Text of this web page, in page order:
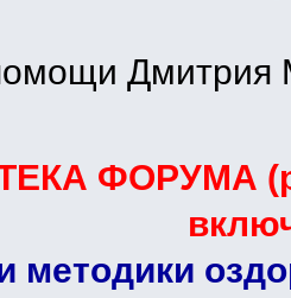
Дмитрия
ФОРУМА
методики